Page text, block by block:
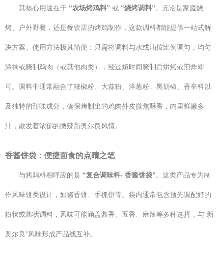
其核心用途在于 “农场烤鸡料” 或 “烧烤调料”。无论是家庭烧
烤、户外野餐，还是餐饮店的烤鸡制作，这款调料都能提供一站式解
决方案。使用方法极其简便：只需将调料与水或油按比例调匀，均匀
涂抹或腌制鸡肉（或其他肉类），经过短时间腌制后烘烤或煎炸即
可。调料中通常融合了辣椒粉、大蒜粉、洋葱粉、黑胡椒、香辛料以
及独特的甜味成分，确保烤制出的鸡肉外皮微焦酥香，内里鲜嫩多
汁，散发着浓郁的微辣新奥尔良风情。
香酱饼袋：便捷面食的点睛之笔
与烤鸡料相呼应的是 “复合调味料- 香酱饼袋”。这类产品专为制
作风味饼类设计，如酱香饼、手抓饼等。袋内通常包含预先调配好的
粉状或酱状调料，风味可能涵盖酱香、五香、麻辣等多种选择，与“新
奥尔良”风味形成产品线互补。